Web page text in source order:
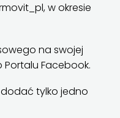
w okresie
na swojej
Facebook.
dodać tylko jedno